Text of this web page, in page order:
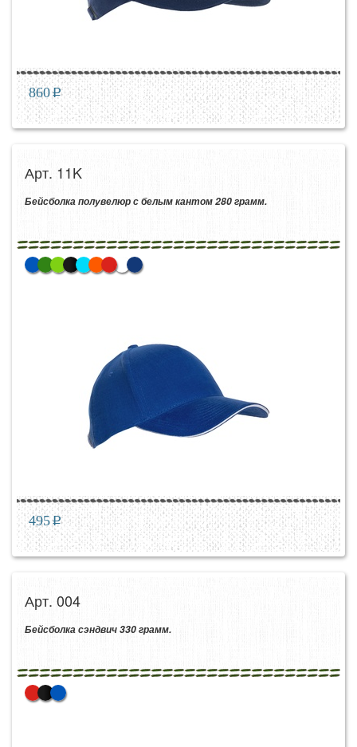
860p
Арт. 11K
Бейсболка полувелюр с белым кантом 280 грамм.
495p
Арт. 004
Бейсболка сэндвич 330 грамм.